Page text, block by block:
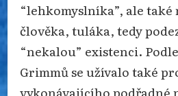
“lehkomyslníka”, ale také
člověka, tuláka, tedy
“nekalou” existenci.
Grimmů se užívalo také
vykonávajícího podřadné